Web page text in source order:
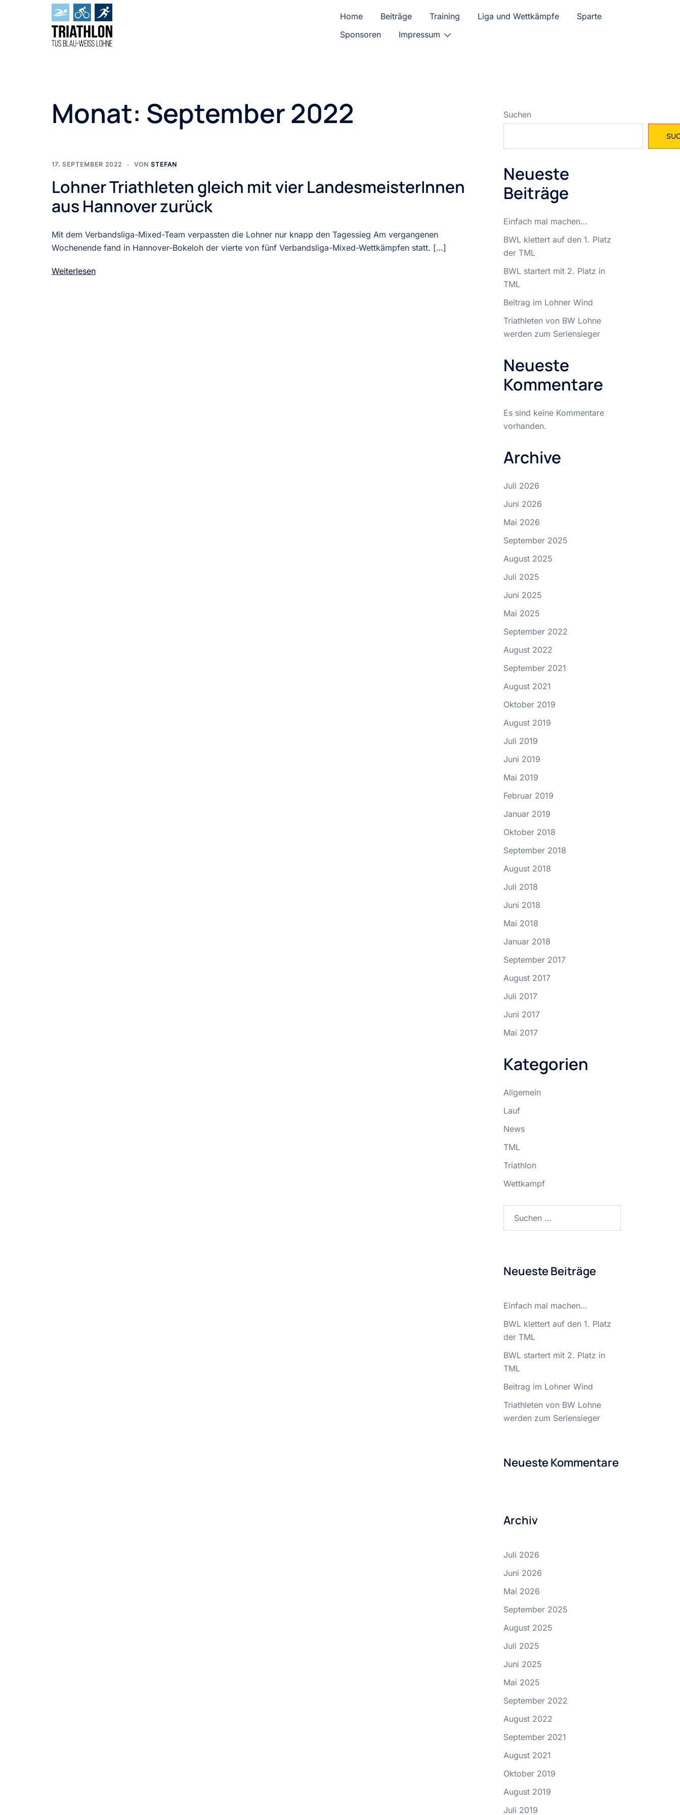
Home Beiträge Training Liga und Wettkämpfe
Sparte
Sponsoren
Impressum
Monat: September 2022
17. SEPTEMBER 2022 VON STEFAN
Lohner Triathleten gleich mit vier LandesmeisterInnen
aus Hannover zurück
Mit dem Verbandsliga-Mixed-Team verpassten die Lohner nur knapp den Tagessieg Am vergangenen
Wochenende fand in Hannover-Bokeloh der vierte von fünf Verbandsliga-Mixed-Wettkämpfen statt. […]
Weiterlesen
Suchen
Neueste
Beiträge
Einfach mal machen…
BWL klettert auf den 1. Platz
der TML
BWL startert mit 2. Platz in
TML
Beitrag im Lohner Wind
Triathleten von BW Lohne
werden zum Seriensieger
Neueste
Kommentare
Es sind keine Kommentare
vorhanden.
Archive
Juli 2026
Juni 2026
Mai 2026
September 2025
August 2025
Juli 2025
Juni 2025
Mai 2025
September 2022
August 2022
September 2021
August 2021
Oktober 2019
August 2019
Juli 2019
Juni 2019
Mai 2019
Februar 2019
Januar 2019
Oktober 2018
September 2018
August 2018
Juli 2018
Juni 2018
Mai 2018
Januar 2018
September 2017
August 2017
Juli 2017
Juni 2017
Mai 2017
Kategorien
Allgemein
Lauf
News
TML
Triathlon
Wettkampf
nach:
Neueste Beiträge
Einfach mal machen…
BWL klettert auf den 1. Platz
der TML
BWL startert mit 2. Platz in
TML
Beitrag im Lohner Wind
Triathleten von BW Lohne
werden zum Seriensieger
Neueste Kommentare
Archiv
Juli 2026
Juni 2026
Mai 2026
September 2025
August 2025
Juli 2025
Juni 2025
Mai 2025
September 2022
August 2022
September 2021
August 2021
Oktober 2019
August 2019
Juli 2019